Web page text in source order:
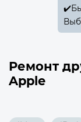
Ремонт
Apple